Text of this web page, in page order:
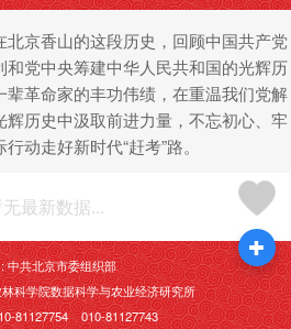
京香山的这段历史，回顾中国共产党
党中央筹建中华人民共和国的光辉历
辈革命家的丰功伟绩，在重温我们党解
历史中汲取前进力量，不忘初心、牢
动走好新时代“赶考”路。
最新数据...
中共北京市委组织部
科学院数据科学与农业经济研究所
81127754 010-81127743